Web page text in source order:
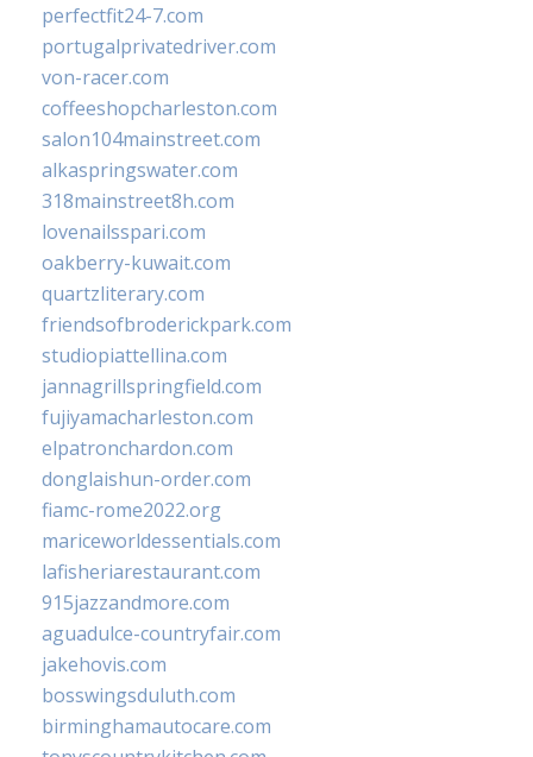
perfectfit24-7.com
portugalprivatedriver.com
von-racer.com
coffeeshopcharleston.com
salon104mainstreet.com
alkaspringswater.com
318mainstreet8h.com
lovenailsspari.com
oakberry-kuwait.com
quartzliterary.com
friendsofbroderickpark.com
studiopiattellina.com
jannagrillspringfield.com
fujiyamacharleston.com
elpatronchardon.com
donglaishun-order.com
fiamc-rome2022.org
mariceworldessentials.com
lafisheriarestaurant.com
915jazzandmore.com
aguadulce-countryfair.com
jakehovis.com
bosswingsduluth.com
birminghamautocare.com